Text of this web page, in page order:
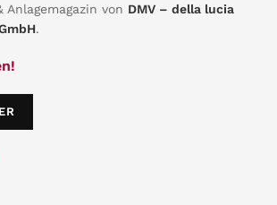
von DMV – della lucia
.